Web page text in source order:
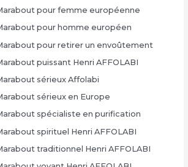
pour femme européenne
pour homme européen
pour retirer un envoûtement
puissant Henri AFFOLABI
sérieux Affolabi
sérieux en Europe
spécialiste en purification
spirituel Henri AFFOLABI
traditionnel Henri AFFOLABI